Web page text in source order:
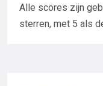
Alle scores zijn
sterren, met 5 als